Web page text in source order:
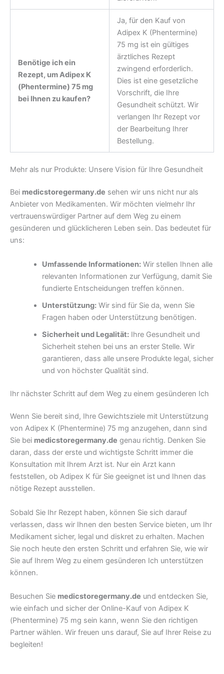
Benötige ich ein
Rezept, um Adipex K
(Phentermine) 75 mg
bei Ihnen zu kaufen?
Ja, für den Kauf von
Adipex K (Phentermine)
75 mg ist ein gültiges
ärztliches Rezept
zwingend erforderlich.
Dies ist eine gesetzliche
Vorschrift, die Ihre
Gesundheit schützt. Wir
verlangen Ihr Rezept vor
der Bearbeitung Ihrer
Bestellung.
Mehr als nur Produkte: Unsere Vision für Ihre Gesundheit
Bei medicstoregermany.de sehen wir uns nicht nur als
Anbieter von Medikamenten. Wir möchten vielmehr Ihr
vertrauenswürdiger Partner auf dem Weg zu einem
gesünderen und glücklicheren Leben sein. Das bedeutet für
uns:
Umfassende Informationen:Wir stellen Ihnen alle
relevanten Informationen zur Verfügung, damit Sie
fundierte Entscheidungen treffen können.
Unterstützung:Wir sind für Sie da, wenn Sie
Fragen haben oder Unterstützung benötigen.
Sicherheit und Legalität:Ihre Gesundheit und
Sicherheit stehen bei uns an erster Stelle. Wir
garantieren, dass alle unsere Produkte legal, sicher
und von höchster Qualität sind.
Ihr nächster Schritt auf dem Weg zu einem gesünderen Ich
Wenn Sie bereit sind, Ihre Gewichtsziele mit Unterstützung
von Adipex K (Phentermine) 75 mg anzugehen, dann sind
Sie bei medicstoregermany.de genau richtig. Denken Sie
daran, dass der erste und wichtigste Schritt immer die
Konsultation mit Ihrem Arzt ist. Nur ein Arzt kann
feststellen, ob Adipex K für Sie geeignet ist und Ihnen das
nötige Rezept ausstellen.
Sobald Sie Ihr Rezept haben, können Sie sich darauf
verlassen, dass wir Ihnen den besten Service bieten, um Ihr
Medikament sicher, legal und diskret zu erhalten. Machen
Sie noch heute den ersten Schritt und erfahren Sie, wie wir
Sie auf Ihrem Weg zu einem gesünderen Ich unterstützen
können.
Besuchen Sie medicstoregermany.de und entdecken Sie,
wie einfach und sicher der Online-Kauf von Adipex K
(Phentermine) 75 mg sein kann, wenn Sie den richtigen
Partner wählen. Wir freuen uns darauf, Sie auf Ihrer Reise zu
begleiten!